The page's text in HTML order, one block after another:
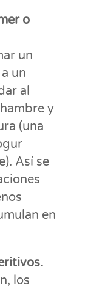
o
un
un
al
y
(una
Así se
en
los